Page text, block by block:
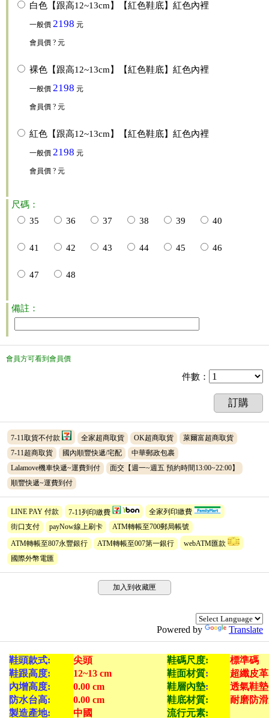
白色【跟高12~13cm】【紅色鞋底】紅色內裡
一般價 2198 元
會員價 ? 元
裸色【跟高12~13cm】【紅色鞋底】紅色內裡
一般價 2198 元
會員價 ? 元
紅色【跟高12~13cm】【紅色鞋底】紅色內裡
一般價 2198 元
會員價 ? 元
尺碼：
35
36 37 38 39 40
41 42 43 44 45 46
47 48
備註：
會員方可看到會員價
件數 ：
訂購
7-11取貨不付款 全家超商取貨 OK超商取貨
萊爾富超商取貨
7-11超商取貨
國內順豐快遞/宅配
中華郵政包裹
Lalamove機車快遞~運費到付
面交【週一~週五 預約時間13:00~22:00】
順豐快遞~運費到付
LINE PAY 付款 7-11列印繳費
全家列印繳費
街口支付
payNow線上刷卡 ATM轉帳至700郵局帳號
ATM轉帳至807永豐銀行 ATM轉帳至007第一銀行
webATM匯款
國際外幣電匯
加入到收藏匣
Powered by Translate
鞋頭款式: 尖頭 鞋碼尺度:
標準碼
鞋跟高度:
12~13 cm 鞋面材質:
超纖皮革
內增高度:
0.00 cm 鞋層內墊:
透氣鞋墊
防水台高:
0.00 cm 鞋底材質:
耐磨防
製造產地:
中國 流行元素: